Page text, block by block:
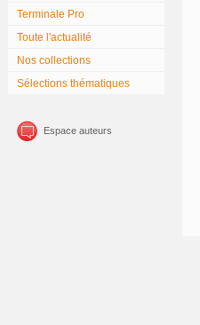
Terminale Pro
Toute l'actualité
Nos collections
Sélections thématiques
Espace auteurs